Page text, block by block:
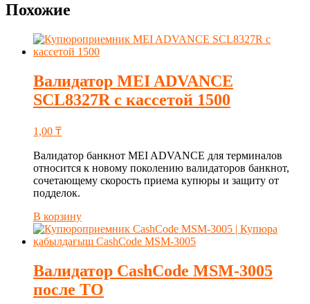
Похожие
Валидатор MEI ADVANCE
SCL8327R с кассетой 1500
1,00 ₸
Валидатор банкнот MEI ADVANCE для терминалов
относится к новому поколению валидаторов банкнот,
сочетающему скорость приема купюры и защиту от
подделок.
В корзину
Валидатор CashCode MSM-3005
после ТО